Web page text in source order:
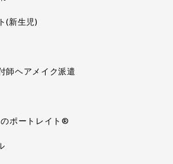
(新生児)
師ヘアメイク派遣
ポートレイト®